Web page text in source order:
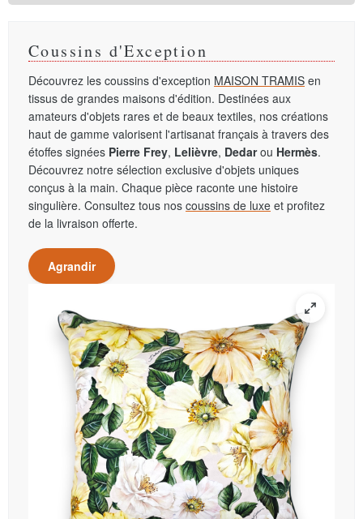
Coussins d'Exception
Découvrez les coussins d'exception MAISON TRAMIS en
tissus de grandes maisons d'édition. Destinées aux
amateurs d'objets rares et de beaux textiles, nos créations
haut de gamme valorisent l'artisanat français à travers des
étoffes signées Pierre Frey, Lelièvre, Dedarou Hermès.
Découvrez notre sélection exclusive d'objets uniques
conçus à la main. Chaque pièce raconte une histoire
singulière. Consultez tous nos coussins de luxe et profitez
de la livraison offerte.
Agrandir